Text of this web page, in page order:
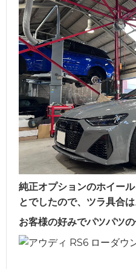
純正オプションのホイー
とでしたので、ツラ具合は
お客様の好みでパツパツ